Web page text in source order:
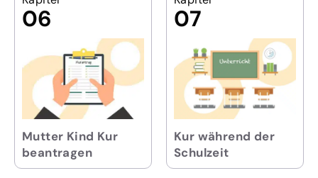
06
Mutter Kind Kur
beantragen
07
Kur während der
Schulzeit